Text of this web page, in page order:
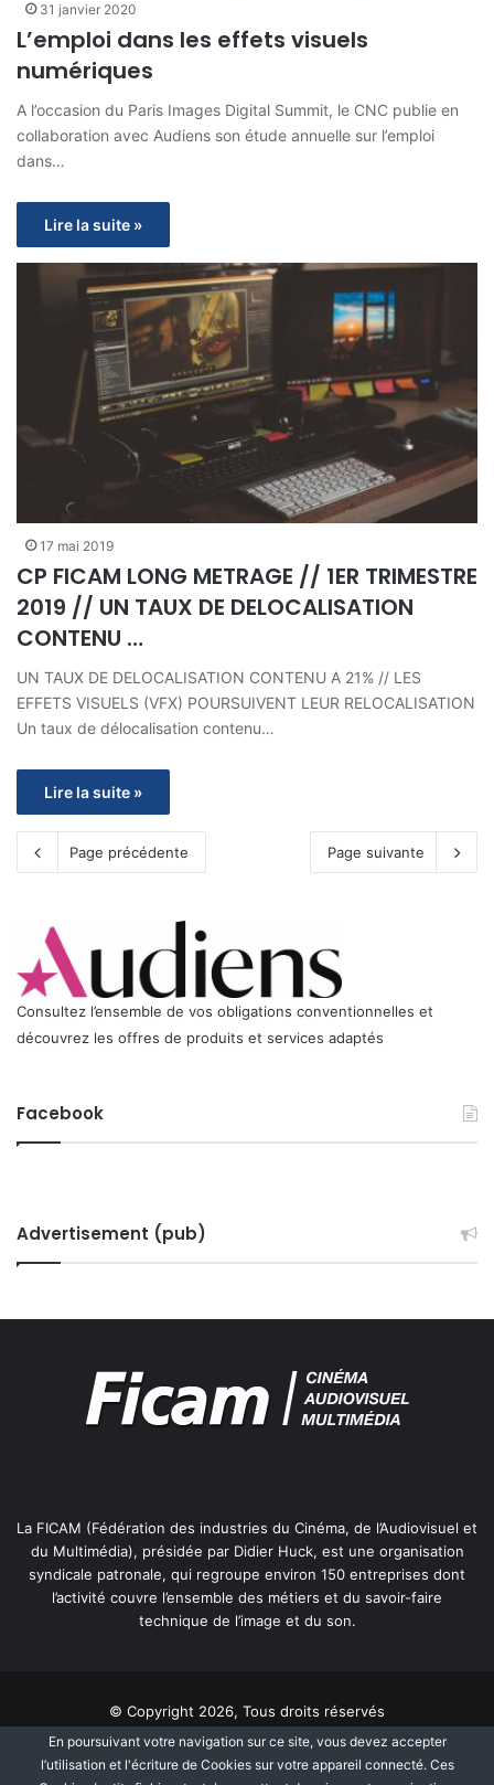
31 janvier 2020
L’emploi dans les effets visuels
numériques
A l’occasion du Paris Images Digital Summit, le CNC publie en
collaboration avec Audiens son étude annuelle sur l’emploi
dans…
Lire la suite »
17 mai 2019
CP FICAM LONG METRAGE // 1ER TRIMESTRE
2019 // UN TAUX DE DELOCALISATION
CONTENU …
UN TAUX DE DELOCALISATION CONTENU A 21% // LES
EFFETS VISUELS (VFX) POURSUIVENT LEUR RELOCALISATION
Un taux de délocalisation contenu…
Lire la suite »
Page précédente Page suivante
Consultez l’ensemble de vos obligations conventionnelles et
découvrez les offres de produits et services adaptés
Facebook
Advertisement (pub)
La FICAM (Fédération des industries du Cinéma, de l’Audiovisuel et
du Multimédia), présidée par Didier Huck, est une organisation
syndicale patronale, qui regroupe environ 150 entreprises dont
l’activité couvre l’ensemble des métiers et du savoir-faire
technique de l’image et du son.
© Copyright 2026, Tous droits réservés
Mentions légales
Information Cookies
En poursuivant votre navigation sur ce site, vous devez accepter
l’utilisation et l'écriture de Cookies sur votre appareil connecté. Ces